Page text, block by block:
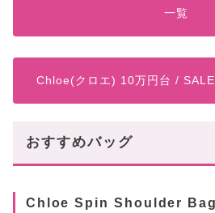
一覧
Chloe(クロエ) 10万円台 /
おすすめバッグ
Chloe Spin Shoulder Bag